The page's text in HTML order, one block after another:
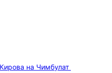
на Чимбулат